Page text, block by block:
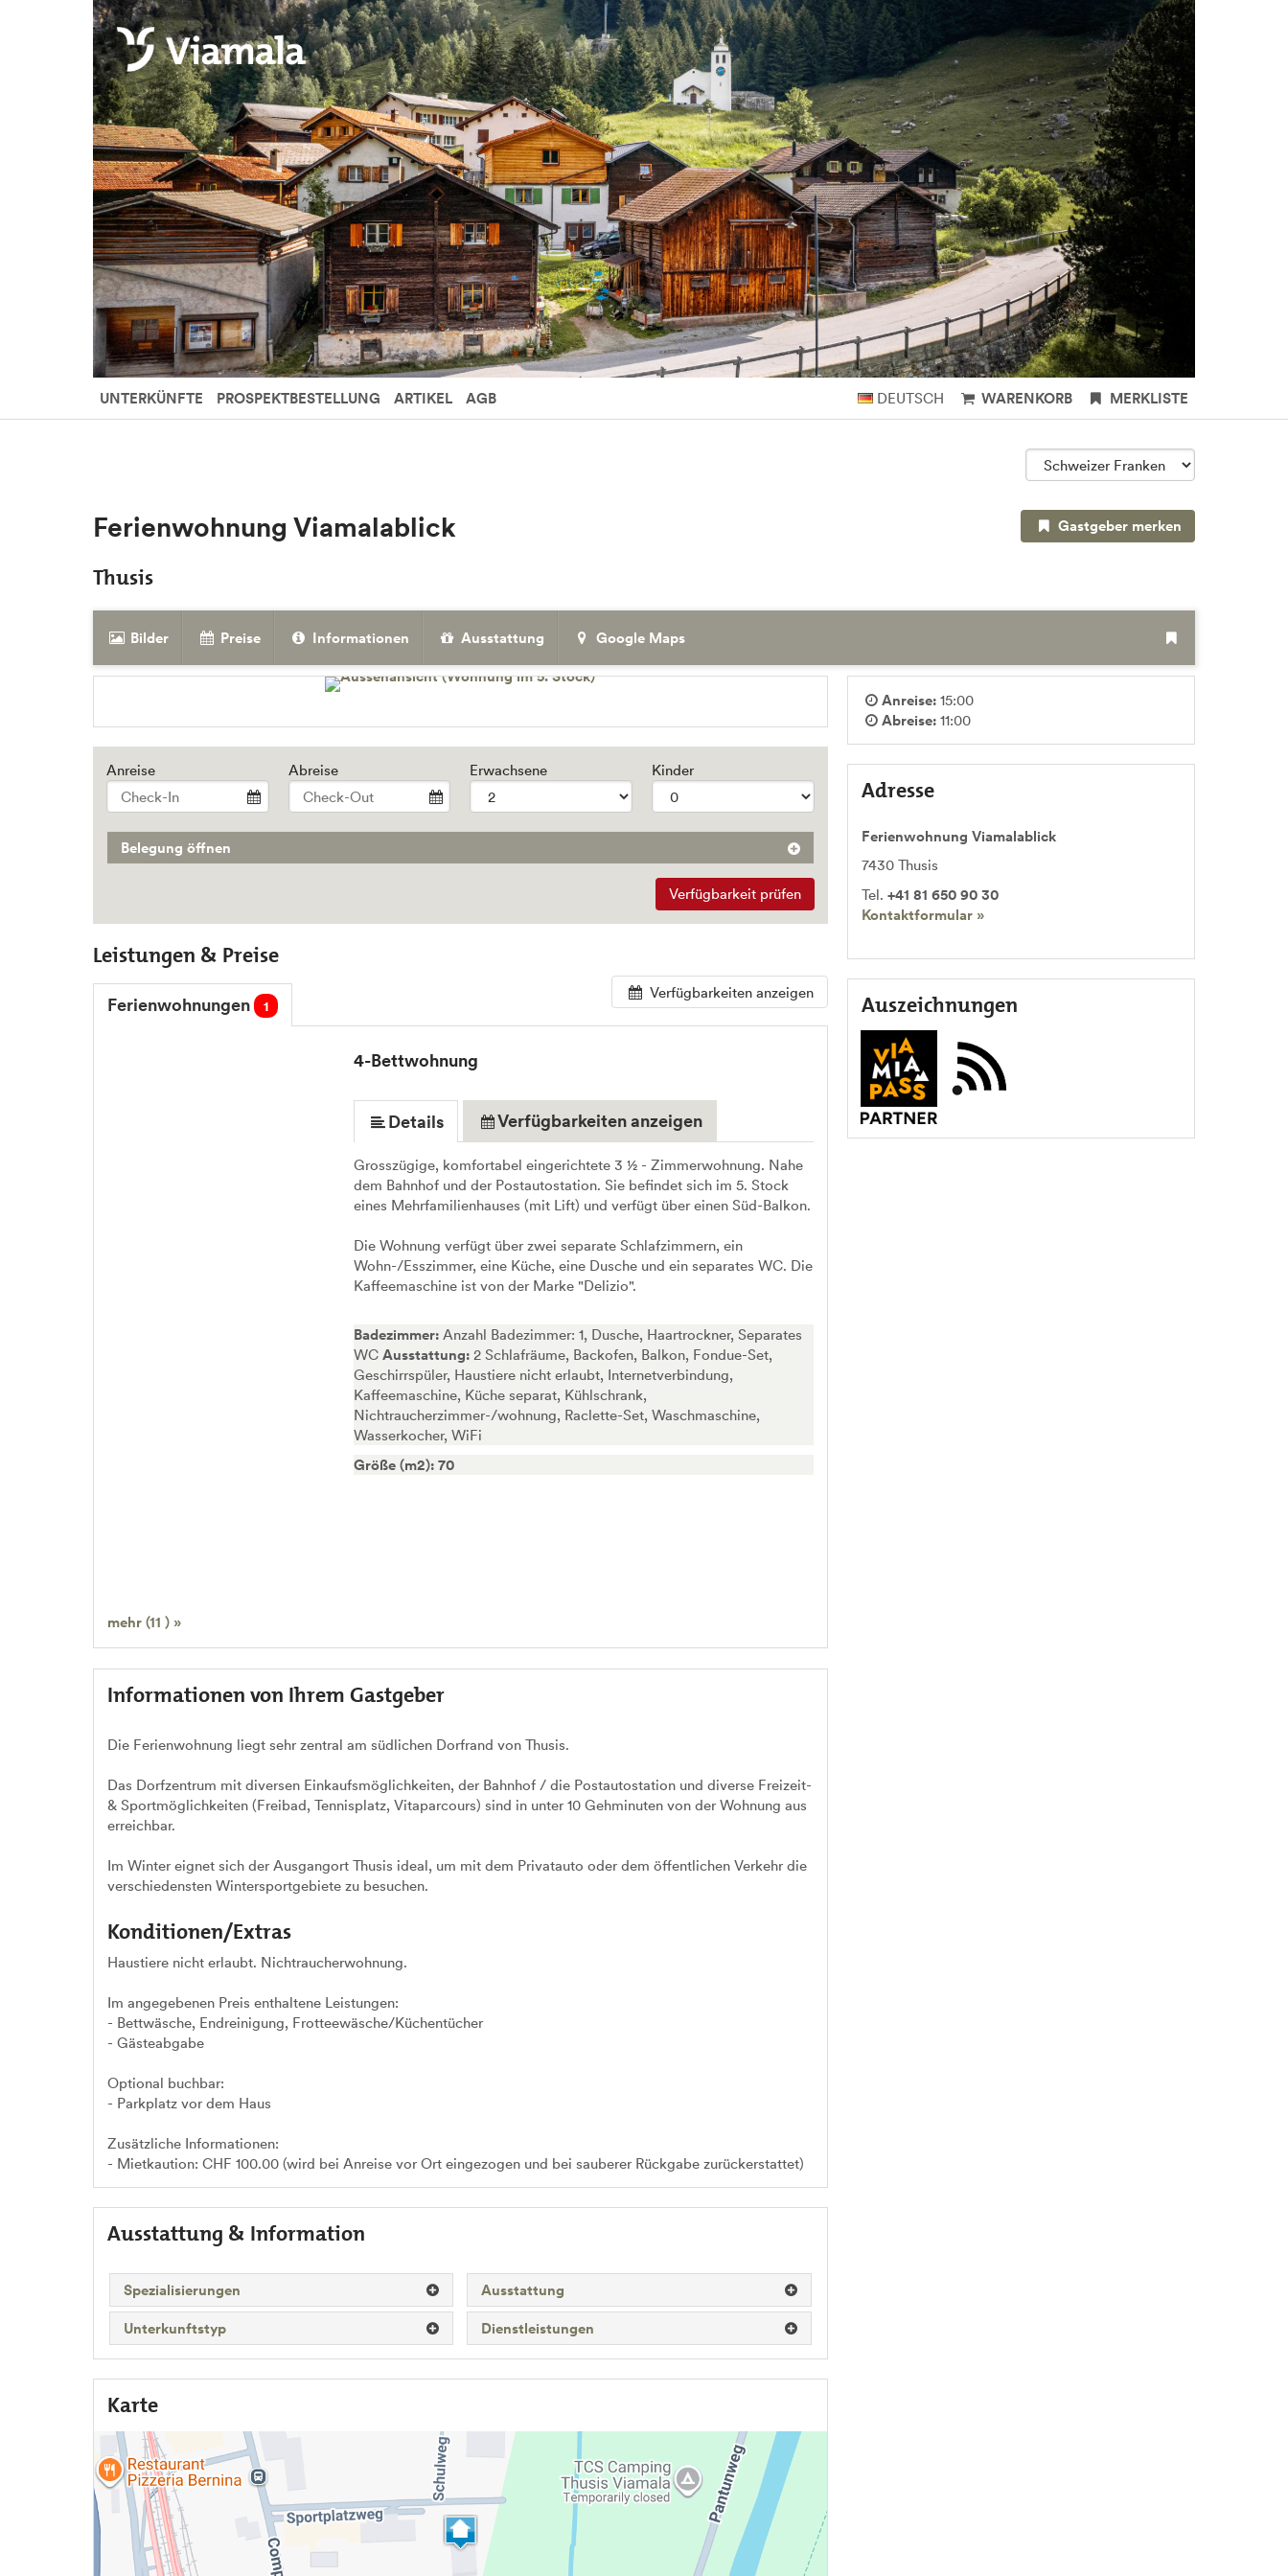
DEUTSCH WARENKORB MERKLISTE
UNTERKÜNFTE PROSPEKTBESTELLUNG ARTIKEL AGB
Ferienwohnung Viamalablick Gastgeber merken
Thusis
Bilder Preise Informationen Ausstattung Google Maps
Anreise Abreise Erwachsene Kinder
Belegung öffnen
Verfügbarkeit prüfen
Verfügbarkeiten anzeigen
Leistungen & Preise
Ferienwohnungen 1
mehr (11 ) »
4-Bettwohnung
Details Verfügbarkeiten anzeigen
Grosszügige, komfortabel eingerichtete 3 ½ - Zimmerwohnung. Nahe
dem Bahnhof und der Postautostation. Sie befindet sich im 5. Stock
eines Mehrfamilienhauses (mit Lift) und verfügt über einen Süd-Balkon.
Die Wohnung verfügt über zwei separate Schlafzimmern, ein
Wohn-/Esszimmer, eine Küche, eine Dusche und ein separates WC. Die
Kaffeemaschine ist von der Marke "Delizio".
Badezimmer:Anzahl Badezimmer: 1, Dusche, Haartrockner, Separates
WC Ausstattung:2 Schlafräume, Backofen, Balkon, Fondue-Set,
Geschirrspüler, Haustiere nicht erlaubt, Internetverbindung,
Kaffeemaschine, Küche separat, Kühlschrank,
Nichtraucherzimmer-/wohnung, Raclette-Set, Waschmaschine,
Wasserkocher, WiFi
Größe (m2): 70
Informationen von Ihrem Gastgeber
Die Ferienwohnung liegt sehr zentral am südlichen Dorfrand von Thusis.
Das Dorfzentrum mit diversen Einkaufsmöglichkeiten, der Bahnhof / die Postautostation und diverse Freizeit-
& Sportmöglichkeiten (Freibad, Tennisplatz, Vitaparcours) sind in unter 10 Gehminuten von der Wohnung aus
erreichbar.
Im Winter eignet sich der Ausgangort Thusis ideal, um mit dem Privatauto oder dem öffentlichen Verkehr die
verschiedensten Wintersportgebiete zu besuchen.
Konditionen/Extras
Haustiere nicht erlaubt. Nichtraucherwohnung.
Im angegebenen Preis enthaltene Leistungen:
- Bettwäsche, Endreinigung, Frotteewäsche/Küchentücher
- Gästeabgabe
Optional buchbar:
- Parkplatz vor dem Haus
Zusätzliche Informationen:
- Mietkaution: CHF 100.00 (wird bei Anreise vor Ort eingezogen und bei sauberer Rückgabe zurückerstattet)
Ausstattung & Information
Spezialisierungen Ausstattung
Unterkunftstyp Dienstleistungen
Karte
Anreise:15:00
Abreise:11:00
Adresse
Ferienwohnung Viamalablick
7430 Thusis
Tel. +41 81 650 90 30
Kontaktformular »
Auszeichnungen